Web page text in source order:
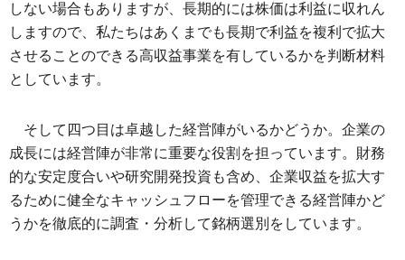
しない場合もありますが、長期的には株価は利益に収れん
しますので、私たちはあくまでも長期で利益を複利で拡大
させることのできる高収益事業を有しているかを判断材料
としています。
そして四つ目は卓越した経営陣がいるかどうか。企業の
成長には経営陣が非常に重要な役割を担っています。財務
的な安定度合いや研究開発投資も含め、企業収益を拡大す
るために健全なキャッシュフローを管理できる経営陣かど
うかを徹底的に調査・分析して銘柄選別をしています。